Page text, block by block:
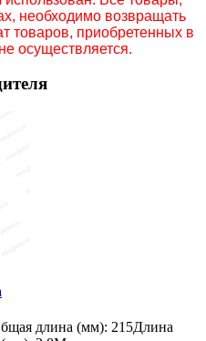
необходимо возвращать
товаров, приобретенных в
осуществляется.
длина (мм): 215Длина